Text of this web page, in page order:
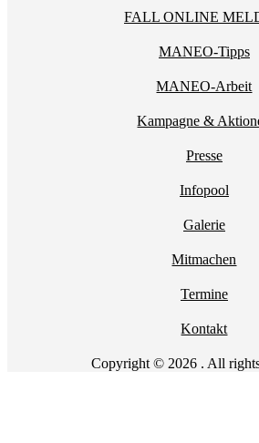
FALL ONLINE
MANEO-Tipps
MANEO-Arbeit
Kampagne &
Presse
Infopool
Galerie
Mitmachen
Termine
Kontakt
Copyright © 2026 . All